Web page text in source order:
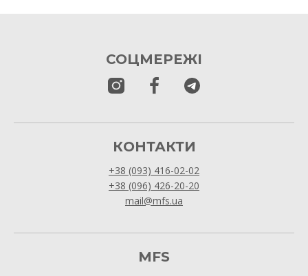
СОЦМЕРЕЖІ
КОНТАКТИ
+38 (093) 416-02-02
+38 (096) 426-20-20
mail@mfs.ua
MFS